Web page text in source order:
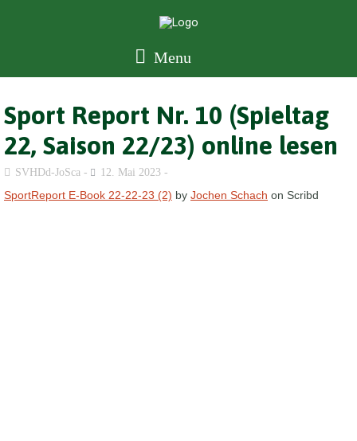
Menu
Sport Report Nr. 10 (Spieltag
22, Saison 22/23) online lesen
SVHDd-JoSca 12. Mai 2023
SportReport E-Book 22-22-23 (2) by Jochen Schach on Scribd